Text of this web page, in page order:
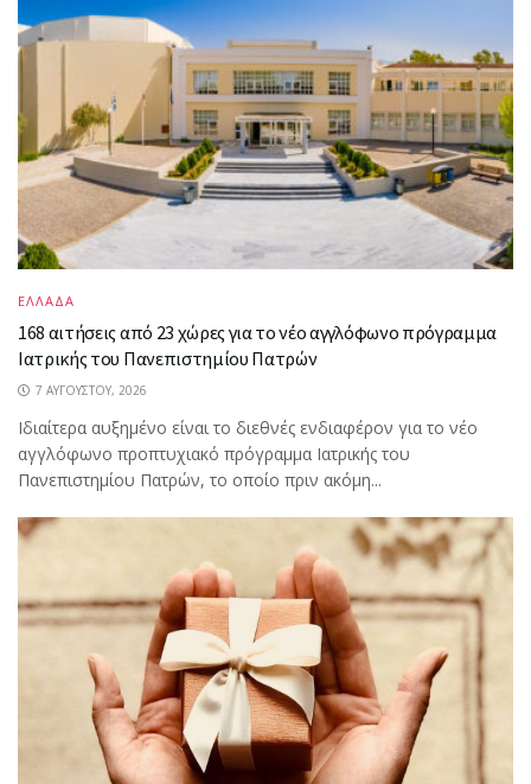
ΕΛΛΑΔΑ
168 αιτήσεις από 23 χώρες για το νέο αγγλόφωνο πρόγραμμα
Ιατρικής του Πανεπιστημίου Πατρών
7 ΑΥΓΟΎΣΤΟΥ, 2026
Ιδιαίτερα αυξημένο είναι το διεθνές ενδιαφέρον για το νέο
αγγλόφωνο προπτυχιακό πρόγραμμα Ιατρικής του
Πανεπιστημίου Πατρών, το οποίο πριν ακόμη...